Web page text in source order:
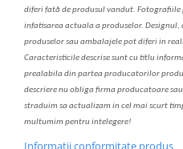
diferi fată de produsul vandut. Fotografiile
infatisarea actuala a produselor.
produselor sau ambalajele pot diferi in
Caracteristicile descrise sunt cu titlu
prealabila din partea producatorilor
descriere nu obliga firma producatoare
straduim sa actualizam in cel mai scurt
multumim pentru intelegere!
Informatii conformitate produs